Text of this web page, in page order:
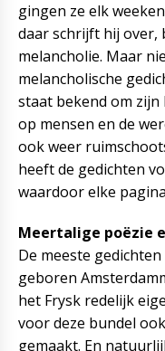
gingen ze elk
daar schrijft hij over,
melancholie. Maar
melancholische
staat bekend om
op mensen en de
ook weer
heeft de gedichten
waardoor elke
Meertalige poëzie
De meeste
geboren
het Frysk redelijk
voor deze bundel
gemaakt. En